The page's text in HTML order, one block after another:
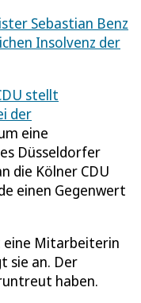
Sebastian Benz
Insolvenz der
stellt
der
eine
Düsseldorfer
die Kölner CDU
einen Gegenwert
eine Mitarbeiterin
sie an. Der
haben.